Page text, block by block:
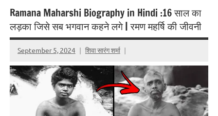
Ramana Maharshi Biography in Hindi :16 साल का
लड़का जिसे सब भगवान कहने लगे | रमण महर्षि की जीवनी
September 5, 2024 शिवा सारंग शर्मा